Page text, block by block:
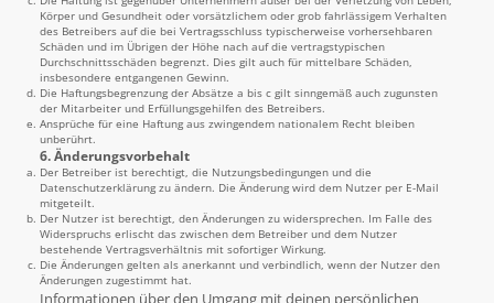
Körper und Gesundheit oder vorsätzlichem oder grob fahrlässigem Verhalten
des Betreibers auf die bei Vertragsschluss typischerweise vorhersehbaren
Schäden und im Übrigen der Höhe nach auf die vertragstypischen
Durchschnittsschäden begrenzt. Dies gilt auch für mittelbare Schäden,
insbesondere entgangenen Gewinn.
Die Haftungsbegrenzung der Absätze a bis c gilt sinngemäß auch zugunsten
der Mitarbeiter und Erfüllungsgehilfen des Betreibers.
Ansprüche für eine Haftung aus zwingendem nationalem Recht bleiben
unberührt.
6. Änderungsvorbehalt
Der Betreiber ist berechtigt, die Nutzungsbedingungen und die
Datenschutzerklärung zu ändern. Die Änderung wird dem Nutzer per E-Mail
mitgeteilt.
Der Nutzer ist berechtigt, den Änderungen zu widersprechen. Im Falle des
Widerspruchs erlischt das zwischen dem Betreiber und dem Nutzer
bestehende Vertragsverhältnis mit sofortiger Wirkung.
Die Änderungen gelten als anerkannt und verbindlich, wenn der Nutzer den
Änderungen zugestimmt hat.
Informationen über den Umgang mit deinen persönlichen